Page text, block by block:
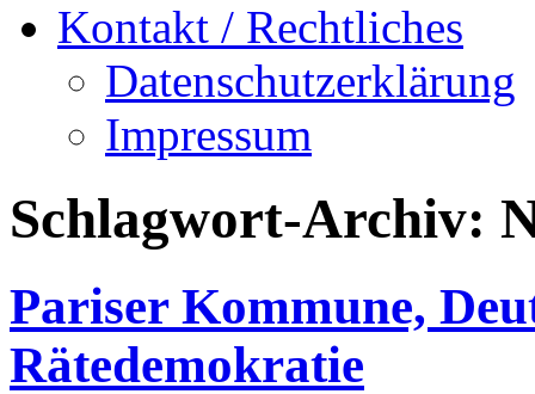
Kontakt / Rechtliches
Datenschutzerklärung
Impressum
Schlagwort-Archiv:
Pariser Kommune,
Rätedemokratie